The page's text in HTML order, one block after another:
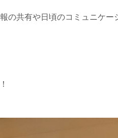
の共有や日頃のコミュニケー